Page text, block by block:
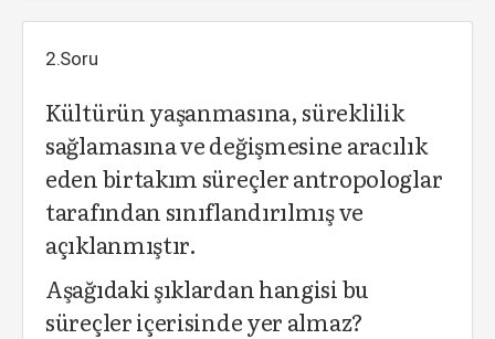
2.Soru
Kültürün yaşanmasına, süreklilik
sağlamasına ve değişmesine aracılık
eden birtakım süreçler antropologlar
tarafından sınıflandırılmış ve
açıklanmıştır.
Aşağıdaki şıklardan hangisi bu
süreçler içerisinde yer almaz?